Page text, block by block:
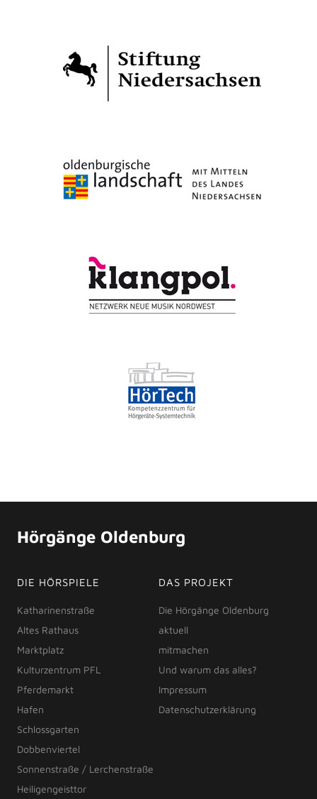
Hörgänge Oldenburg
DIE HÖRSPIELE
Katharinenstraße
Altes Rathaus
Marktplatz
Kulturzentrum PFL
Pferdemarkt
Hafen
Schlossgarten
Dobbenviertel
Sonnenstraße / Lerchenstraße
Heiligengeisttor
DAS PROJEKT
Die Hörgänge Oldenburg
aktuell
mitmachen
Und warum das alles?
Impressum
Datenschutzerklärung